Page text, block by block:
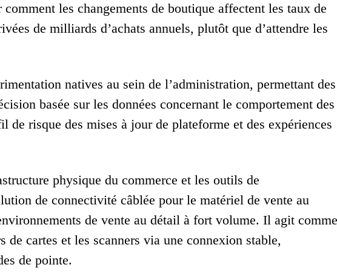
les changements de boutique affectent les taux de
de milliards d’achats annuels, plutôt que d’attendre les
natives au sein de l’administration, permettant des
basée sur les données concernant le comportement des
risque des mises à jour de plateforme et des expériences
physique du commerce et les outils de
de connectivité câblée pour le matériel de vente au
de vente au détail à fort volume. Il agit comme
cartes et les scanners via une connexion stable,
de pointe.